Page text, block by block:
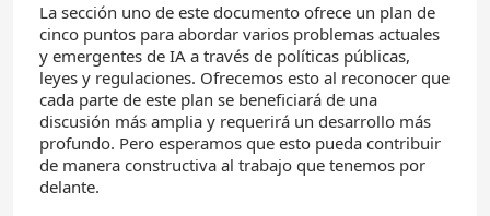
La sección uno de este documento ofrece un plan de
cinco puntos para abordar varios problemas actuales
y emergentes de IA a través de políticas públicas,
leyes y regulaciones. Ofrecemos esto al reconocer que
cada parte de este plan se beneficiará de una
discusión más amplia y requerirá un desarrollo más
profundo. Pero esperamos que esto pueda contribuir
de manera constructiva al trabajo que tenemos por
delante.